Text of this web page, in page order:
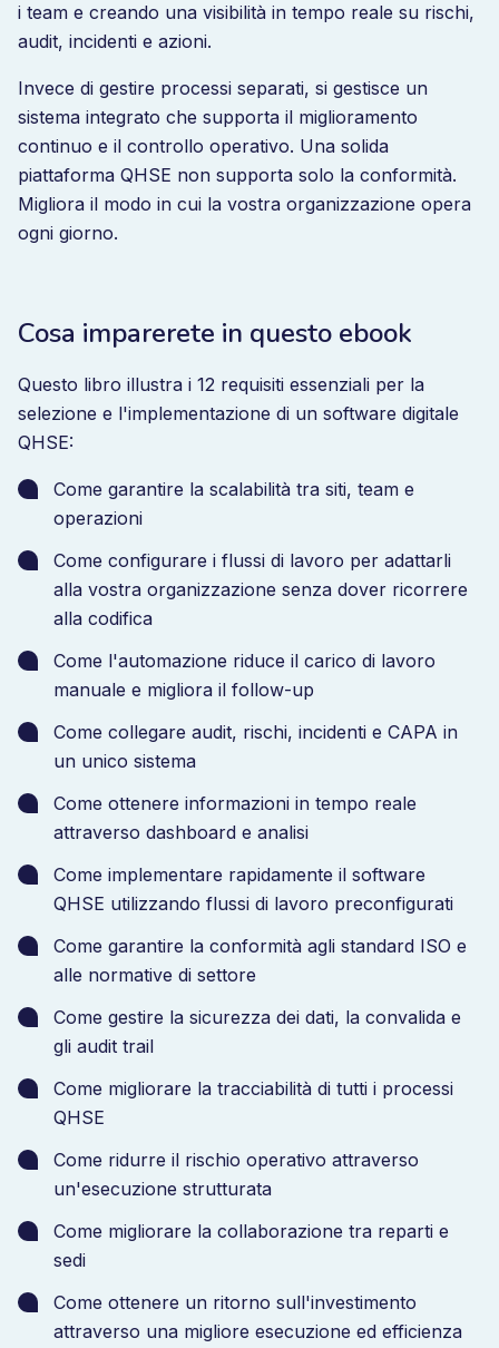
i team e creando una visibilità in tempo reale su rischi,
audit, incidenti e azioni.
Invece di gestire processi separati, si gestisce un
sistema integrato che supporta il miglioramento
continuo e il controllo operativo. Una solida
piattaforma QHSE non supporta solo la conformità.
Migliora il modo in cui la vostra organizzazione opera
ogni giorno.
Cosa imparerete in questo ebook
Questo libro illustra i 12 requisiti essenziali per la
selezione e l'implementazione di un software digitale
QHSE:
Come garantire la scalabilità tra siti, team e
operazioni
Come configurare i flussi di lavoro per adattarli
alla vostra organizzazione senza dover ricorrere
alla codifica
Come l'automazione riduce il carico di lavoro
manuale e migliora il follow-up
Come collegare audit, rischi, incidenti e CAPA in
un unico sistema
Come ottenere informazioni in tempo reale
attraverso dashboard e analisi
Come implementare rapidamente il software
QHSE utilizzando flussi di lavoro preconfigurati
Come garantire la conformità agli standard ISO e
alle normative di settore
Come gestire la sicurezza dei dati, la convalida e
gli audit trail
Come migliorare la tracciabilità di tutti i processi
QHSE
Come ridurre il rischio operativo attraverso
un'esecuzione strutturata
Come migliorare la collaborazione tra reparti e
sedi
Come ottenere un ritorno sull'investimento
attraverso una migliore esecuzione ed efficienza